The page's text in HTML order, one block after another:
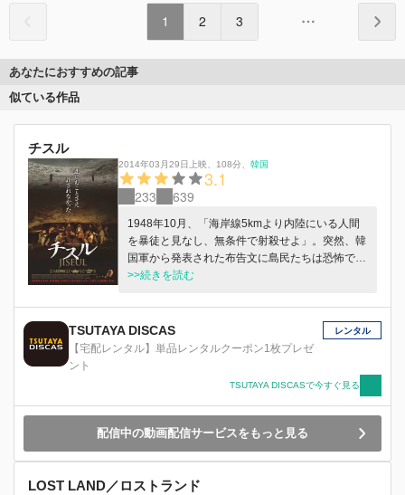
1 2 3
あなたにおすすめの記事
似ている作品
チスル
2014年03月29日上映 108分 韓国
3.1
233 639
1948年10月、「海岸線5kmより内陸にいる人間
を暴徒と見なし、無条件で射殺せよ」。突然、韓
国軍から発表された布告文に島民たちは恐怖で右
往左往する。噂に翻弄されて、ある者は山に逃げ
抵抗しながらも、島民は明日には全てが終わり、
いつもの暮らしが始まるものと信じていた。 し
かし、漢拏山(ハルラサン)の麓にある村を占拠し
女・子供を問わず人々を追い始める。 家に戻れ
ないことを悟った人々は、洞窟に立て篭もり、生
き延びようとする。 本作は韓国の祭事方式に乗
っ取った散文的映画手法で描かれている。
>>続きを読む
TSUTAYA DISCAS
【宅配レンタル】単品レンタルクーポン1枚プレゼ
ント
レンタル
TSUTAYA DISCASで今すぐ見る
配信中の動画配信サービスをもっと見る
LOST LAND／ロストランド